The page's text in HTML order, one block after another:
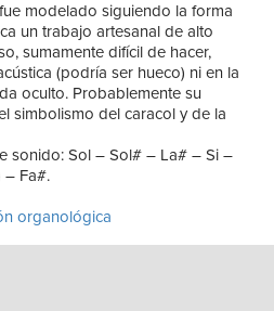
modelado siguiendo la forma
un trabajo artesanal de alto
sumamente difícil de hacer,
(podría ser hueco) ni en la
oculto. Probablemente su
simbolismo del caracol y de la
sonido: Sol – Sol# – La# – Si –
– Fa#.
organológica